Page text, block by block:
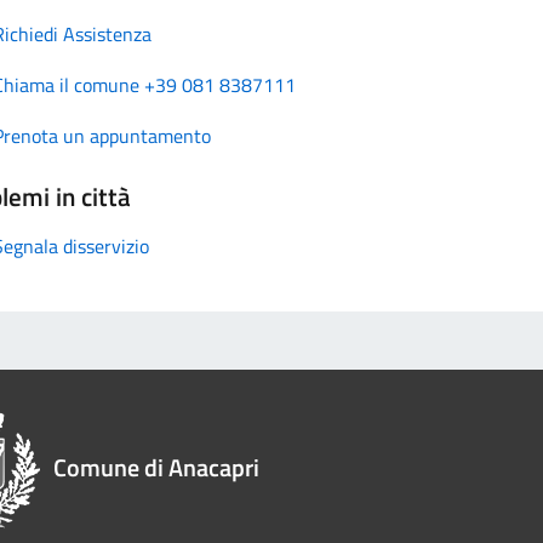
Assistenza
il comune +39 081 8387111
un appuntamento
in città
disservizio
Comune di Anacapri